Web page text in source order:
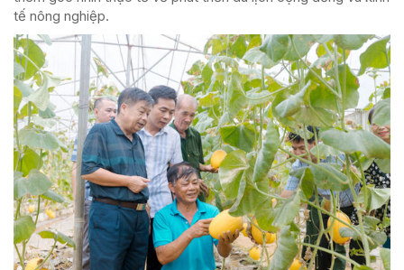
tế nông nghiệp.